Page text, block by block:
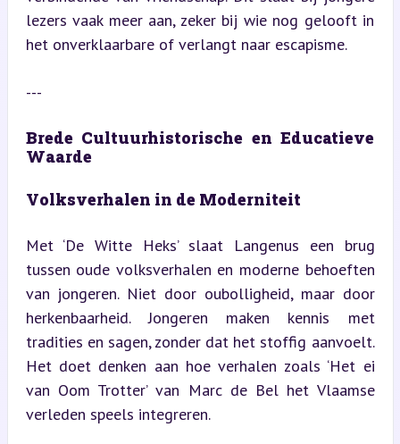
lezers vaak meer aan, zeker bij wie nog gelooft in
het onverklaarbare of verlangt naar escapisme.
---
Brede Cultuurhistorische en Educatieve
Waarde
Volksverhalen in de Moderniteit
Met ‘De Witte Heks’ slaat Langenus een brug
tussen oude volksverhalen en moderne behoeften
van jongeren. Niet door oubolligheid, maar door
herkenbaarheid. Jongeren maken kennis met
tradities en sagen, zonder dat het stoffig aanvoelt.
Het doet denken aan hoe verhalen zoals ‘Het ei
van Oom Trotter’ van Marc de Bel het Vlaamse
verleden speels integreren.